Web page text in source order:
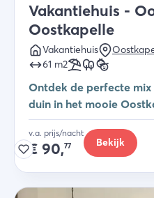
Vakantiehuis -
Oostkapelle
Vakantiehuis
61 m2
Ontdek de perfecte
duin in het mooie
v.a. prijs/nacht
€ 90,77 Bekijk